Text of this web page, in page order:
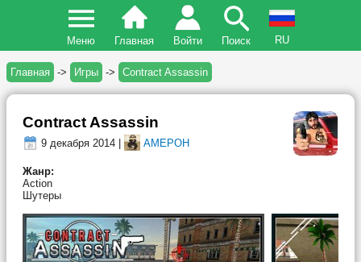
Меню Главная Войти Поиск RU
Главная -> Игры -> Contract Assassin
Contract Assassin
9 декабря 2014 | AMEPOH
Жанр:
Action
Шутеры